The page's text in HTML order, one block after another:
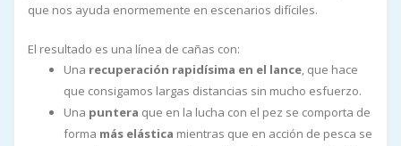
que nos ayuda enormemente en escenarios difíciles.
El resultado es una línea de cañas con:
Una recuperación rapidísima en el lance, que hace
que consigamos largas distancias sin mucho esfuerzo.
Una puntera que en la lucha con el pez se comporta de
forma más elástica mientras que en acción de pesca se